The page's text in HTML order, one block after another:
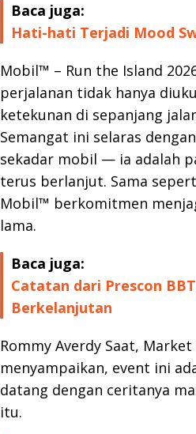
Baca juga:
Hati-hati Terjadi Mood
Mobil™ – Run the Island
perjalanan tidak hanya
ketekunan di sepanjang
Semangat ini selaras
sekadar mobil — ia adalah
terus berlanjut. Sama
Mobil™ berkomitmen
lama.
Baca juga:
Catatan dari Prescon
Berkelanjutan
Rommy Averdy Saat,
menyampaikan, event ini
datang dengan ceritanya
itu.